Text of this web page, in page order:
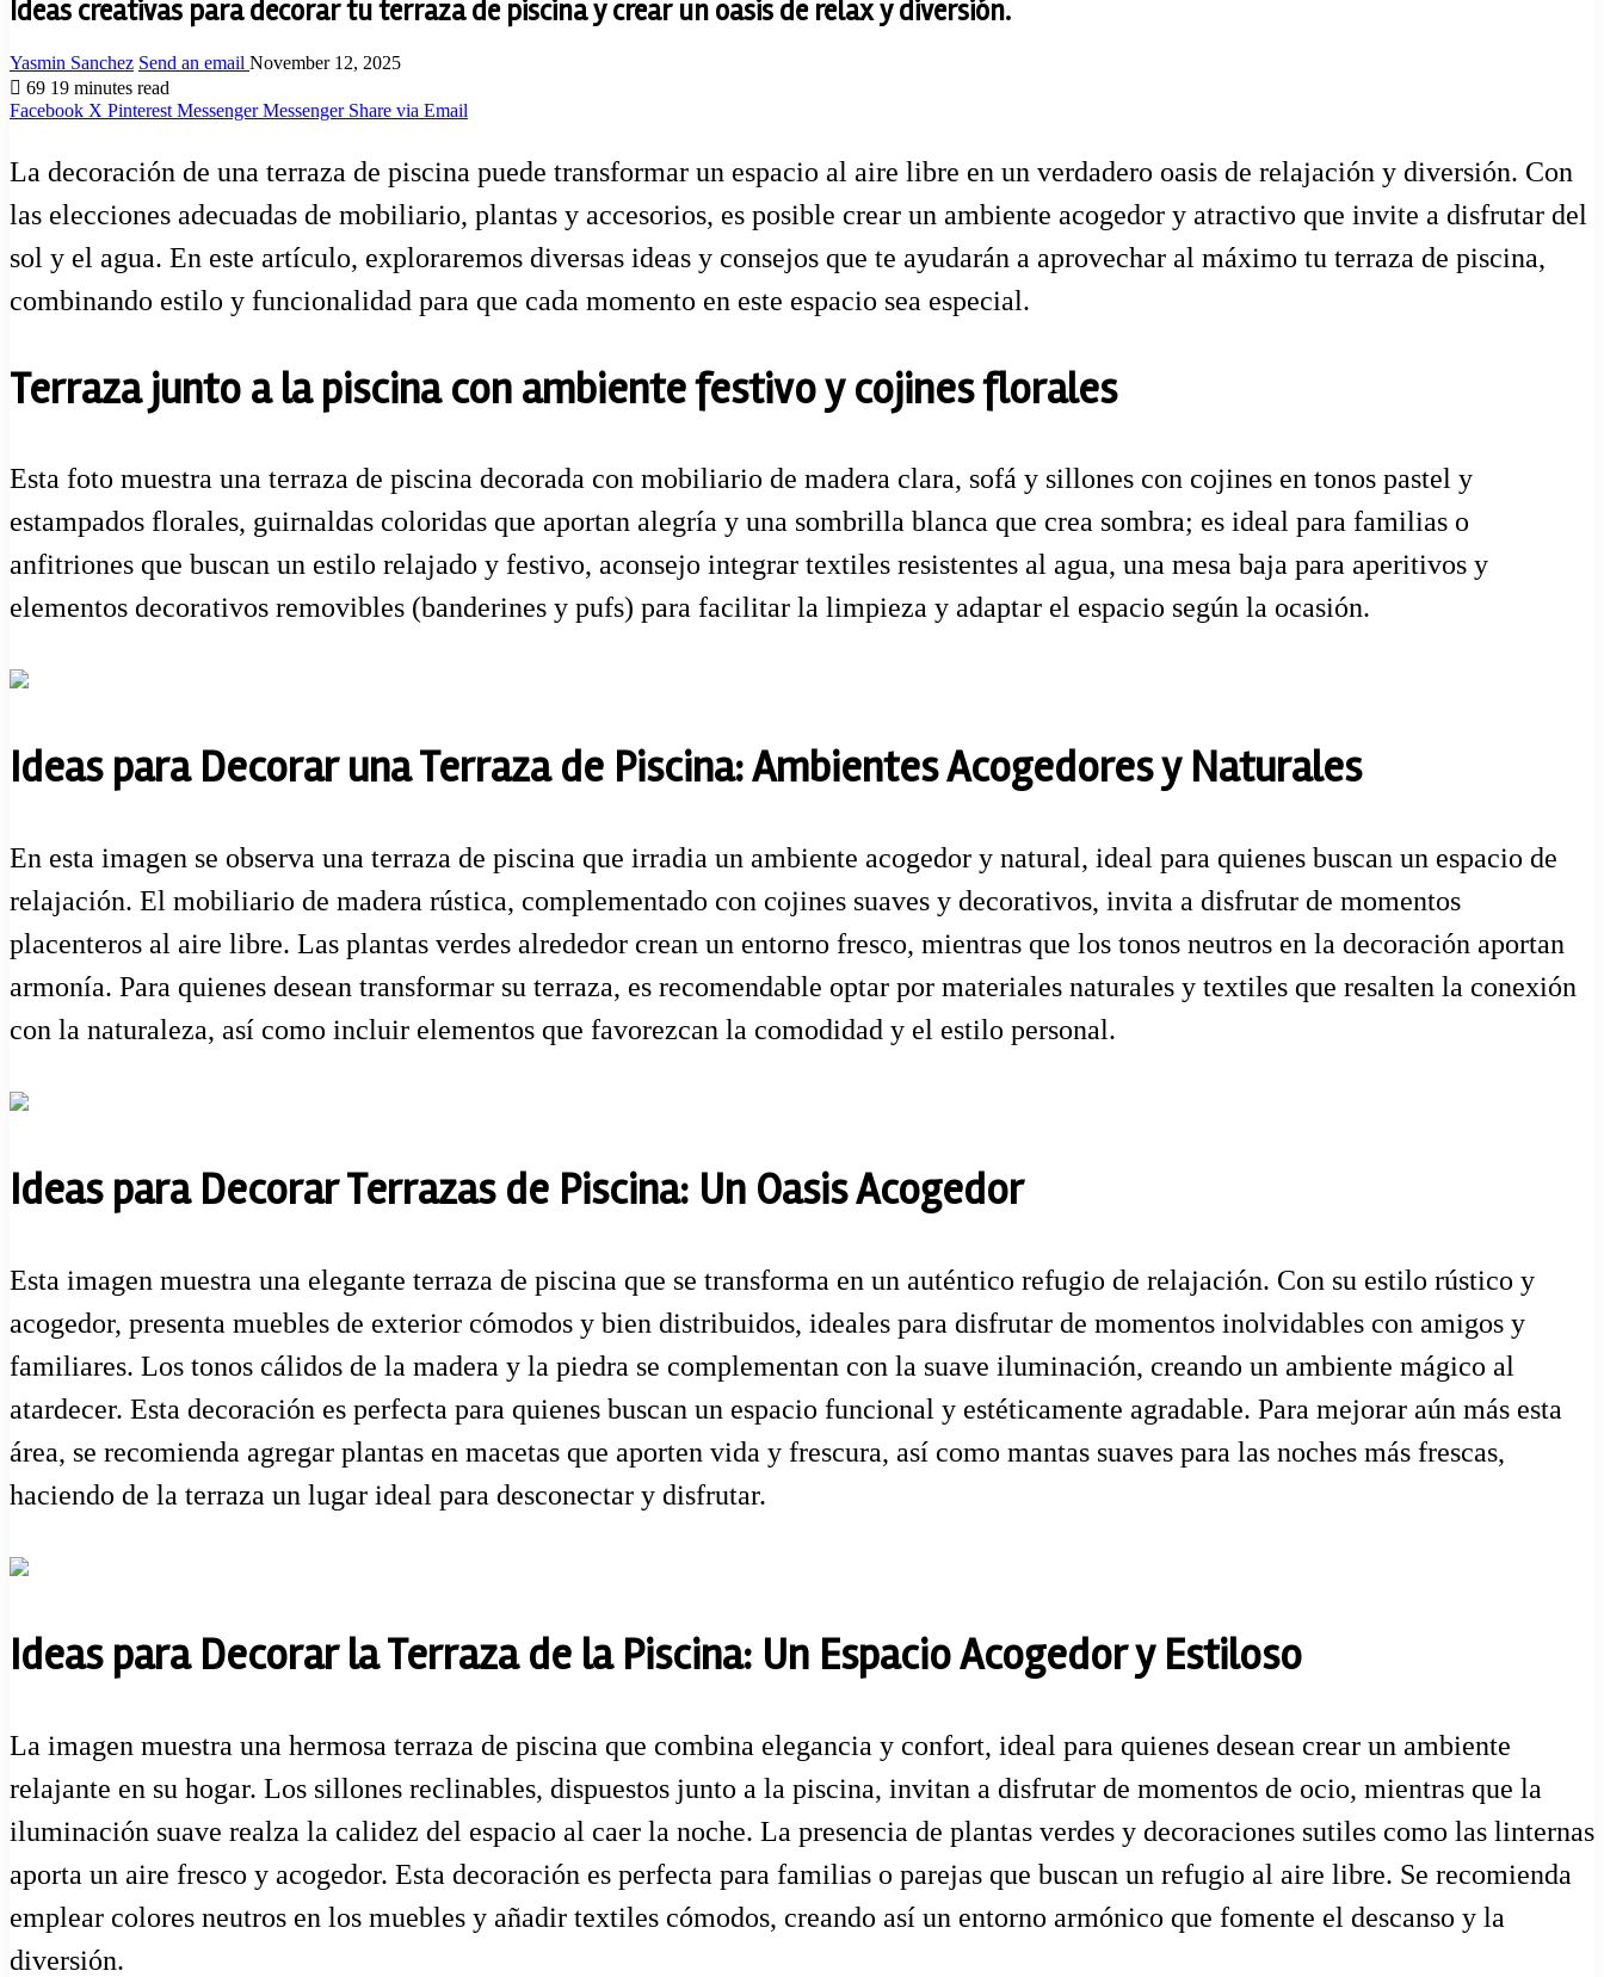
Ideas creativas para decorar tu terraza de piscina y crear un oasis de relax y diversión.
Yasmin Sanchez Send an email November 12, 2025
69 19 minutes read
Facebook X Pinterest Messenger Messenger Share via Email
La decoración de una terraza de piscina puede transformar un espacio al aire libre en un verdadero oasis de relajación y diversión. Con
las elecciones adecuadas de mobiliario, plantas y accesorios, es posible crear un ambiente acogedor y atractivo que invite a disfrutar del
sol y el agua. En este artículo, exploraremos diversas ideas y consejos que te ayudarán a aprovechar al máximo tu terraza de piscina,
combinando estilo y funcionalidad para que cada momento en este espacio sea especial.
Terraza junto a la piscina con ambiente festivo y cojines florales
Esta foto muestra una terraza de piscina decorada con mobiliario de madera clara, sofá y sillones con cojines en tonos pastel y
estampados florales, guirnaldas coloridas que aportan alegría y una sombrilla blanca que crea sombra; es ideal para familias o
anfitriones que buscan un estilo relajado y festivo, aconsejo integrar textiles resistentes al agua, una mesa baja para aperitivos y
elementos decorativos removibles (banderines y pufs) para facilitar la limpieza y adaptar el espacio según la ocasión.
Ideas para Decorar una Terraza de Piscina: Ambientes Acogedores y Naturales
En esta imagen se observa una terraza de piscina que irradia un ambiente acogedor y natural, ideal para quienes buscan un espacio de
relajación. El mobiliario de madera rústica, complementado con cojines suaves y decorativos, invita a disfrutar de momentos
placenteros al aire libre. Las plantas verdes alrededor crean un entorno fresco, mientras que los tonos neutros en la decoración aportan
armonía. Para quienes desean transformar su terraza, es recomendable optar por materiales naturales y textiles que resalten la conexión
con la naturaleza, así como incluir elementos que favorezcan la comodidad y el estilo personal.
Ideas para Decorar Terrazas de Piscina: Un Oasis Acogedor
Esta imagen muestra una elegante terraza de piscina que se transforma en un auténtico refugio de relajación. Con su estilo rústico y
acogedor, presenta muebles de exterior cómodos y bien distribuidos, ideales para disfrutar de momentos inolvidables con amigos y
familiares. Los tonos cálidos de la madera y la piedra se complementan con la suave iluminación, creando un ambiente mágico al
atardecer. Esta decoración es perfecta para quienes buscan un espacio funcional y estéticamente agradable. Para mejorar aún más esta
área, se recomienda agregar plantas en macetas que aporten vida y frescura, así como mantas suaves para las noches más frescas,
haciendo de la terraza un lugar ideal para desconectar y disfrutar.
Ideas para Decorar la Terraza de la Piscina: Un Espacio Acogedor y Estiloso
La imagen muestra una hermosa terraza de piscina que combina elegancia y confort, ideal para quienes desean crear un ambiente
relajante en su hogar. Los sillones reclinables, dispuestos junto a la piscina, invitan a disfrutar de momentos de ocio, mientras que la
iluminación suave realza la calidez del espacio al caer la noche. La presencia de plantas verdes y decoraciones sutiles como las linternas
aporta un aire fresco y acogedor. Esta decoración es perfecta para familias o parejas que buscan un refugio al aire libre. Se recomienda
emplear colores neutros en los muebles y añadir textiles cómodos, creando así un entorno armónico que fomente el descanso y la
diversión.